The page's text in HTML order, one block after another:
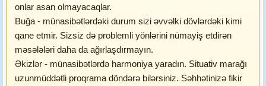
onlar asan olmayacaqlar.
Buğa - münasibətlərdəki durum sizi əvvəlki dövlərdəki kimi
qane etmir. Sizsiz də problemli yönlərini nümayiş etdirən
məsələləri daha da ağırlaşdırmayın.
Əkizlər - münasibətlərdə harmoniya yaradın. Situativ marağı
uzunmüddətli proqrama döndərə bilərsiniz. Səhhətinizə fikir